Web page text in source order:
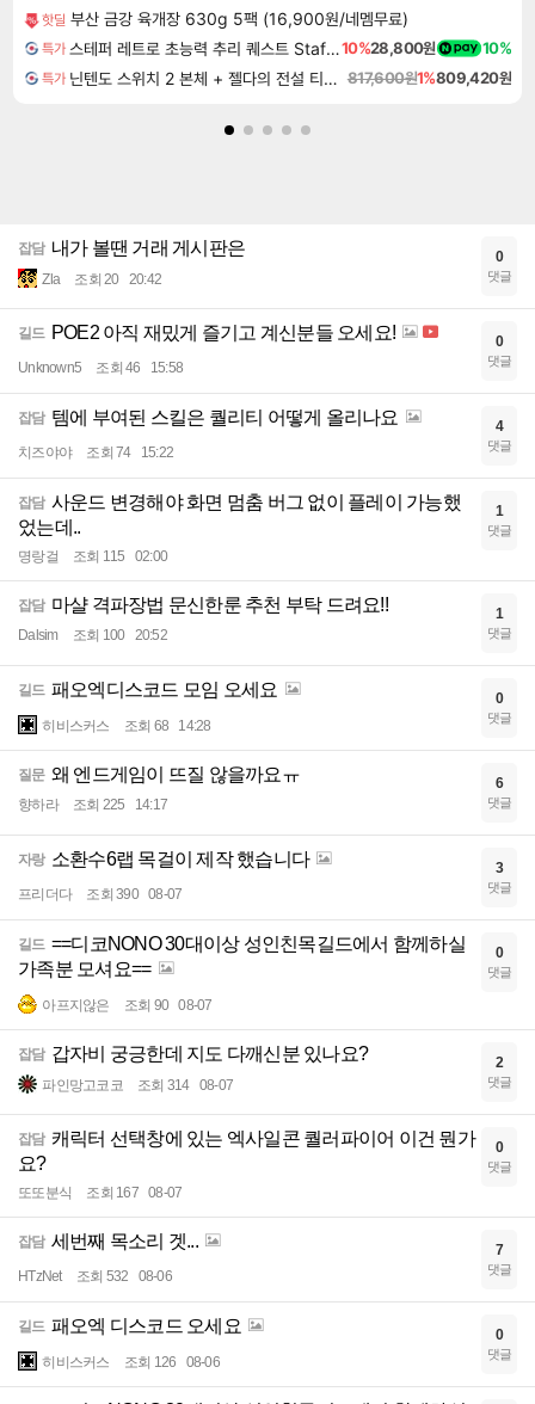
핫딜 부산 금강 육개장 630g 5팩 (16,900원/네멤무료)
특가 스테퍼 레트로 초능력 추리 퀘스트 Staffer Retro A Supernatural Mystery Quest10%28,800원 10%
특가 닌텐도 스위치 2 본체 + 젤다의 전설 티어스 오브 더 킹덤 닌텐도 스위치 2 에디션 + 젤다의 전설 브레스 오브 더 와일드 닌텐도 스위치 2 에디션 번들 817,600원1%809,420원
잡담 내가 볼땐 거래 게시판은
Zla 조회 20 20:42
0
댓글
길드 POE2 아직 재밌게 즐기고 계신분들 오세요!
Unknown5 조회 46 15:58
0
댓글
잡담 템에 부여된 스킬은 퀄리티 어떻게 올리나요
치즈야야 조회 74 15:22
4
댓글
잡담 사운드 변경해야 화면 멈춤 버그 없이 플레이 가능했
었는데..
명랑걸 조회 115 02:00
1
댓글
잡담 마샬 격파장법 문신한룬 추천 부탁 드려요!!
Dalsim 조회 100 20:52
1
댓글
길드 패오엑디스코드 모임 오세요
히비스커스 조회 68 14:28
0
댓글
질문 왜 엔드게임이 뜨질 않을까요ㅠ
향하라 조회 225 14:17
6
댓글
자랑 소환수6랩 목걸이 제작 했습니다
프리더다 조회 390 08-07
3
댓글
길드 ==디코NONO 30대이상 성인친목길드에서 함께하실
가족분 모셔요==
아프지않은 조회 90 08-07
0
댓글
잡담 갑자비 궁긍한데 지도 다깨신분 있나요?
파인망고코코 조회 314 08-07
2
댓글
잡담 캐릭터 선택창에 있는 엑사일콘 퀄러파이어 이건 뭔가
요?
또또분식 조회 167 08-07
0
댓글
잡담 세번째 목소리 겟...
HTzNet 조회 532 08-06
7
댓글
길드 패오엑 디스코드 오세요
히비스커스 조회 126 08-06
0
댓글